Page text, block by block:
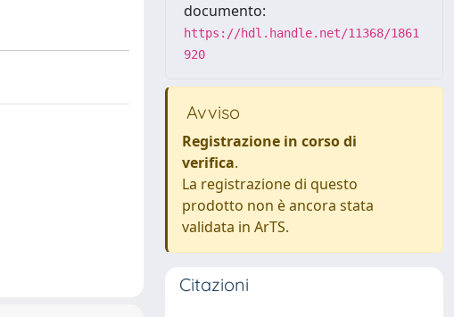
documento:
https://hdl.handle.net/11368/1861
920
Avviso
Registrazione in corso di
verifica.
La registrazione di questo
prodotto non è ancora stata
validata in ArTS.
Citazioni